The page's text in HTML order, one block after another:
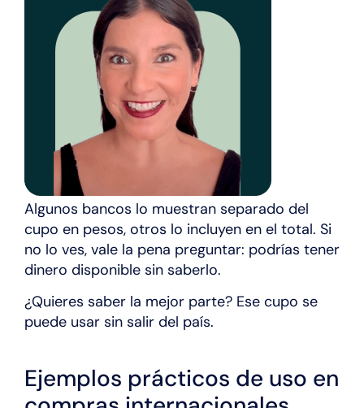
Algunos bancos lo muestran separado del
cupo en pesos, otros lo incluyen en el total. Si
no lo ves, vale la pena preguntar: podrías tener
dinero disponible sin saberlo.
¿Quieres saber la mejor parte? Ese cupo se
puede usar sin salir del país.
Ejemplos prácticos de uso en